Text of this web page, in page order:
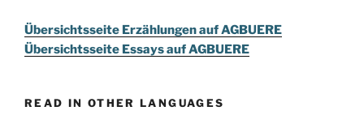
Übersichtsseite Erzählungen auf AGBUERE
Übersichtsseite Essays auf AGBUERE
READ IN OTHER LANGUAGES